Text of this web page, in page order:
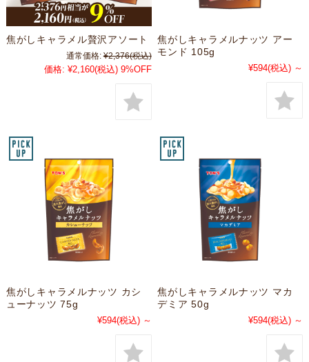
焦がしキャラメル贅沢アソート
通常価格: ¥2,376(税込)
価格: ¥2,160(税込) 9%OFF
焦がしキャラメルナッツ アー
モンド 105g
¥594(税込) ～
焦がしキャラメルナッツ カシ
ューナッツ 75g
¥594(税込) ～
焦がしキャラメルナッツ マカ
デミア 50g
¥594(税込) ～